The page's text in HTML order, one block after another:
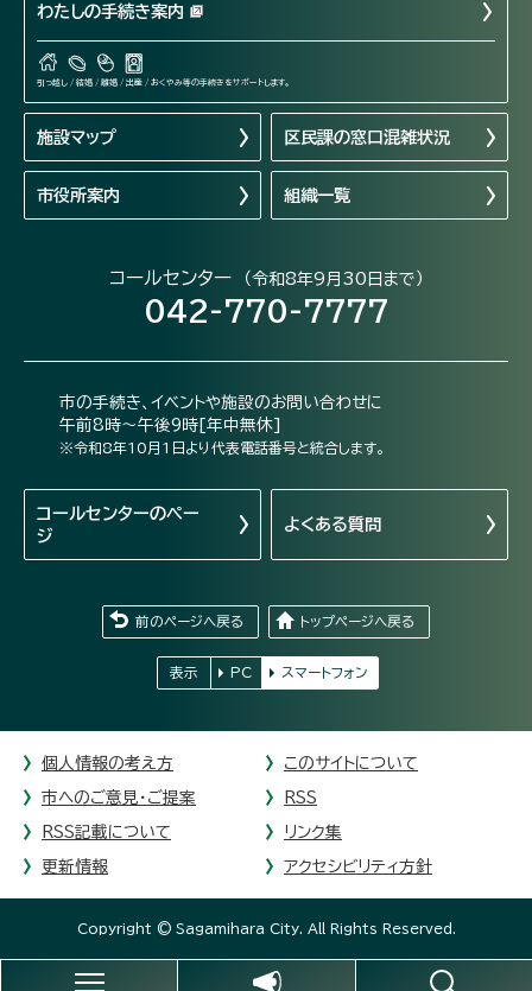
わたしの手続き案内
引っ越し / 結婚 / 離婚 / 出産 / おくやみ等の手続きをサポートします。
施設マップ 区民課の窓口混雑状況
市役所案内 組織一覧
コールセンター （令和8年9月30日まで）
042-770-7777
市の手続き、イベントや施設のお問い合わせに
午前8時～午後9時[年中無休]
※令和8年10月1日より代表電話番号と統合します。
コールセンターのペー
ジ
よくある質問
前のページへ戻る トップページへ戻る
表示 PC スマートフォン
個人情報の考え方 このサイトについて
市へのご意見・ご提案 RSS
RSS記載について リンク集
更新情報 アクセシビリティ方針
Copyright © Sagamihara City. All Rights Reserved.